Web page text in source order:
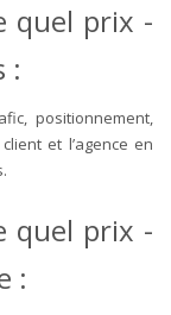
quel prix -
:
positionnement,
et l’agence en
quel prix -
: